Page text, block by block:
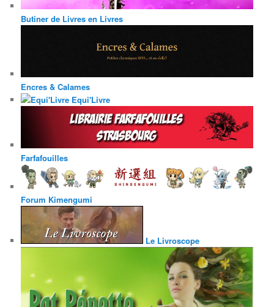
Butiner de Livres en Livres
Encres & Calames
Equi'Livre
Farfafouilles
Forum Kimengumi
Le Livroscope